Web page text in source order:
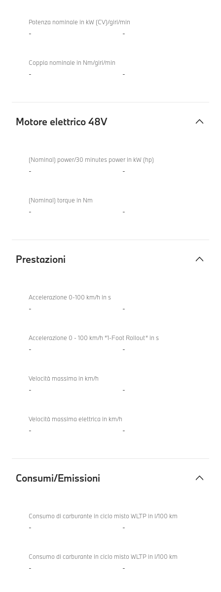
Potenza nominale in kW (CV)/giri/min
- -
Coppia nominale in Nm/giri/min
- -
Motore elettrico 48V
elettrico
48V
(Nominal) power/30 minutes power in kW (hp)
- -
(Nominal) torque in Nm
- -
Prestazioni
Accelerazione 0-100 km/h in s
- -
Accelerazione 0 - 100 km/h “1-Foot Rollout“ in s
- -
Velocità massima in km/h
- -
Velocità massima elettrica in km/h
- -
Consumi/Emissioni
Consumo di carburante in ciclo misto WLTP in l/100 km
- -
Consumo di carburante in ciclo misto WLTP in l/100 km
- -